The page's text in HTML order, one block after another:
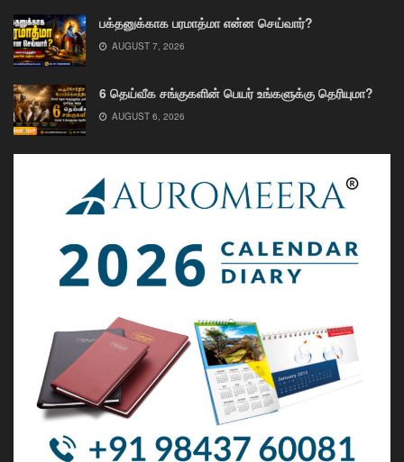
பக்தனுக்காக பரமாத்மா என்ன செய்வார்?
AUGUST 7, 2026
6 தெய்வீக சங்குகளின் பெயர் உங்களுக்கு தெரியுமா?
AUGUST 6, 2026